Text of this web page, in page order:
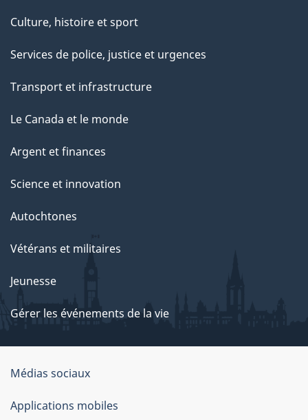
Culture, histoire et sport
Services de police, justice et urgences
Transport et infrastructure
Le Canada et le monde
Argent et finances
Science et innovation
Autochtones
Vétérans et militaires
Jeunesse
Gérer les événements de la vie
Organisation
du
Médias sociaux
Applications mobiles